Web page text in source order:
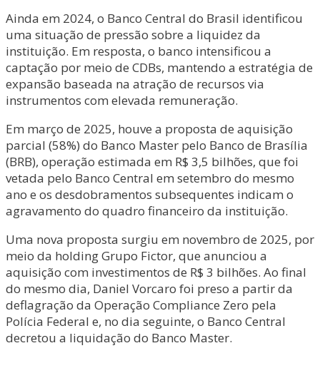
Ainda em 2024, o Banco Central do Brasil identificou
uma situação de pressão sobre a liquidez da
instituição. Em resposta, o banco intensificou a
captação por meio de CDBs, mantendo a estratégia de
expansão baseada na atração de recursos via
instrumentos com elevada remuneração.
Em março de 2025, houve a proposta de aquisição
parcial (58%) do Banco Master pelo Banco de Brasília
(BRB), operação estimada em R$ 3,5 bilhões, que foi
vetada pelo Banco Central em setembro do mesmo
ano e os desdobramentos subsequentes indicam o
agravamento do quadro financeiro da instituição.
Uma nova proposta surgiu em novembro de 2025, por
meio da holding Grupo Fictor, que anunciou a
aquisição com investimentos de R$ 3 bilhões. Ao final
do mesmo dia, Daniel Vorcaro foi preso a partir da
deflagração da Operação Compliance Zero pela
Polícia Federal e, no dia seguinte, o Banco Central
decretou a liquidação do Banco Master.